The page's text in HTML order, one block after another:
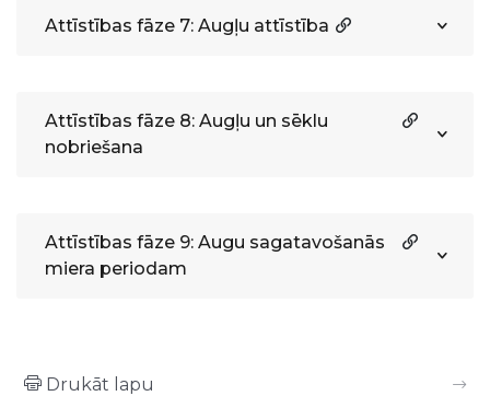
Attīstības fāze 7: Augļu attīstība
Attīstības fāze 8: Augļu un sēklu
nobriešana
Attīstības fāze 9: Augu sagatavošanās
miera periodam
Drukāt lapu